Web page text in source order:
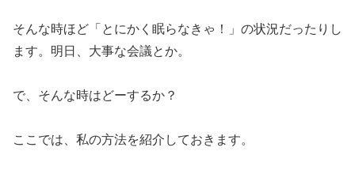
そんな時ほど「とにかく眠らなきゃ！」の状況だったりし
ます。明日、大事な会議とか。
で、そんな時はどーするか？
ここでは、私の方法を紹介しておきます。